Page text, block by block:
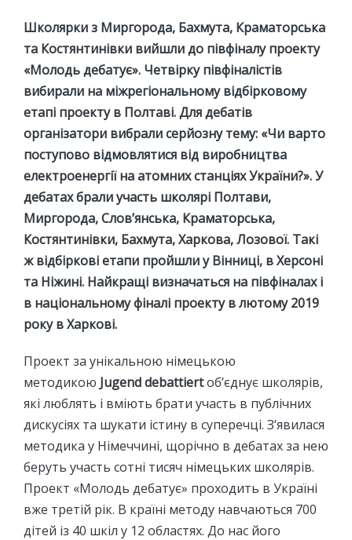
Школярки з Миргорода, Бахмута, Краматорська
та Костянтинівки вийшли до півфіналу проекту
«Молодь дебатує». Четвірку півфіналістів
вибирали на міжрегіональному відбірковому
етапі проекту в Полтаві. Для дебатів
організатори вибрали серйозну тему: «Чи варто
поступово відмовлятися від виробництва
електроенергії на атомних станціях України?». У
дебатах брали участь школярі Полтави,
Миргорода, Слов’янська, Краматорська,
Костянтинівки, Бахмута, Харкова, Лозової. Такі
ж відбіркові етапи пройшли у Вінниці, в Херсоні
та Ніжині. Найкращі визначаться на півфіналах і
в національному фіналі проекту в лютому 2019
року в Харкові.
Проект за унікальною німецькою
методикою Jugend debattiertоб’єднує школярів,
які люблять і вміють брати участь в публічних
дискусіях та шукати істину в суперечці. З’явилася
методика у Німеччині, щорічно в дебатах за нею
беруть участь сотні тисяч німецьких школярів.
Проект «Молодь дебатує» проходить в Україні
вже третій рік. В країні методу навчаються 700
дітей із 40 шкіл у 12 областях. До нас його